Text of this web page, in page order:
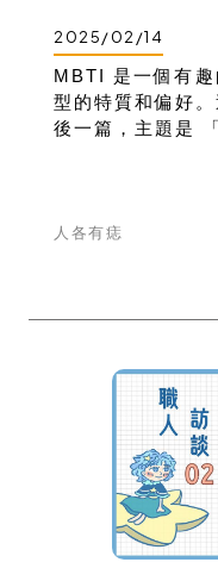
2025/02/14
MBTI 是一個有
型的特質和偏好
後一篇，主題是
人各有痣